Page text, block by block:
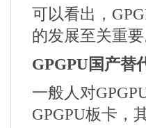
可以看出，
的发展至关重要
GPGPU 国产替
一般人对
GPGPU板卡，